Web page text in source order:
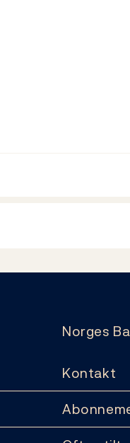
Norges
Kontakt